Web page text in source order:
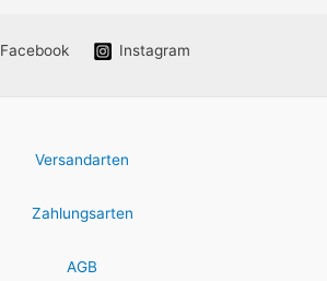
Facebook Instagram
Versandarten
Zahlungsarten
AGB